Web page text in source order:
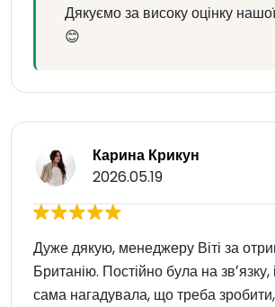
Дякуємо за високу оцінку
😊
Карина Крикун
2026.05.19
Дуже дякую, менеджеру Віті за
Британію. Постійно була на звʼязку,
сама нагадувала, що треба